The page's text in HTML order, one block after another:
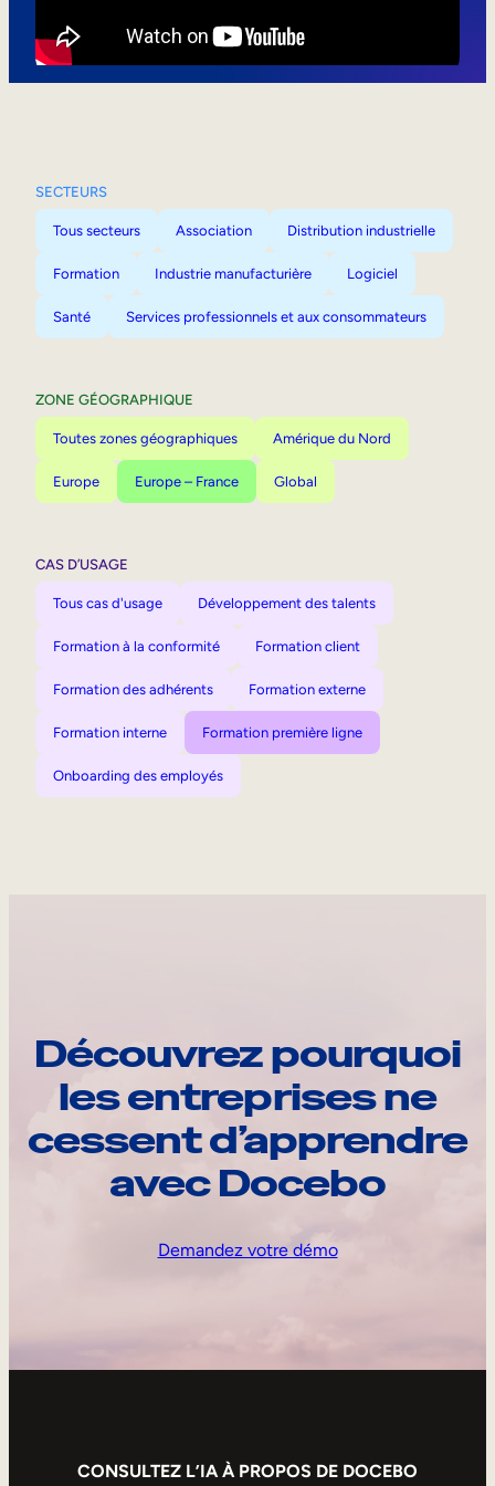
SECTEURS
Tous secteurs Association Distribution industrielle
Formation Industrie manufacturière Logiciel
Santé Services professionnels et aux consommateurs
ZONE GÉOGRAPHIQUE
Toutes zones géographiques Amérique du Nord
Europe Europe – France Global
CAS D’USAGE
Tous cas d'usage Développement des talents
Formation à la conformité Formation client
Formation des adhérents Formation externe
Formation interne Formation première ligne
Onboarding des employés
Découvrez pourquoi
les entreprises ne
cessent d’apprendre
avec Docebo
Demandez votre démo
CONSULTEZ L’IA À PROPOS DE DOCEBO